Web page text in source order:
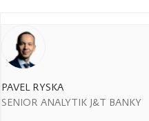
PAVEL RYSKA
SENIOR ANALYTIK J&T BANKY